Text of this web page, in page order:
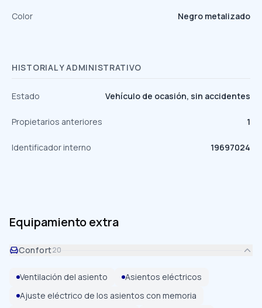
Color Negro metalizado
HISTORIAL Y ADMINISTRATIVO
Estado Vehículo de ocasión, sin accidentes
Propietarios anteriores 1
Identificador interno 19697024
Equipamiento extra
Confort20
Ventilación del asiento
Asientos eléctricos
Ajuste eléctrico de los asientos con memoria